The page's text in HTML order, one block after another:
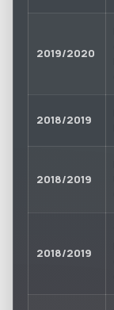
2019/2020
2018/2019
2018/2019
2018/2019